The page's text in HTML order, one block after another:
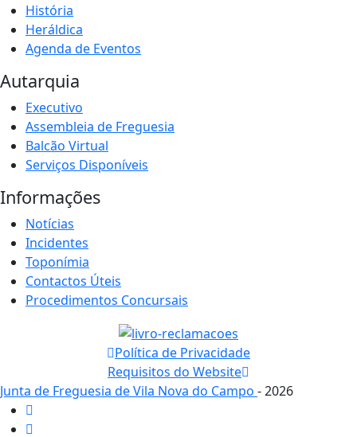
História
Heráldica
Agenda de Eventos
Autarquia
Executivo
Assembleia de Freguesia
Balcão Virtual
Serviços Disponíveis
Informações
Notícias
Incidentes
Toponímia
Contactos Úteis
Procedimentos Concursais
Política de Privacidade
Requisitos do Website
Junta de Freguesia de Vila Nova do Campo - 2026